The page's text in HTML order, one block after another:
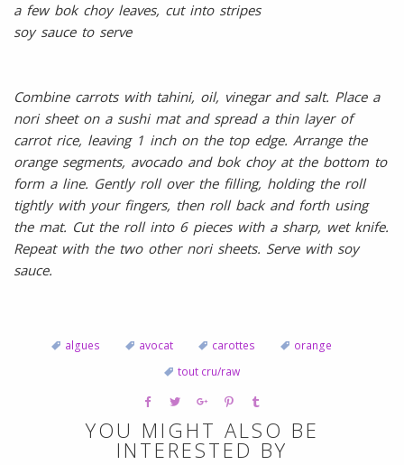
a few bok choy leaves, cut into stripes
soy sauce to serve
Combine carrots with tahini, oil, vinegar and salt. Place a
nori sheet on a sushi mat and spread a thin layer of
carrot rice, leaving 1 inch on the top edge. Arrange the
orange segments, avocado and bok choy at the bottom to
form a line. Gently roll over the filling, holding the roll
tightly with your fingers, then roll back and forth using
the mat. Cut the roll into 6 pieces with a sharp, wet knife.
Repeat with the two other nori sheets. Serve with soy
sauce.
algues avocat carottes
orange
tout cru/raw
YOU MIGHT ALSO BE
INTERESTED BY